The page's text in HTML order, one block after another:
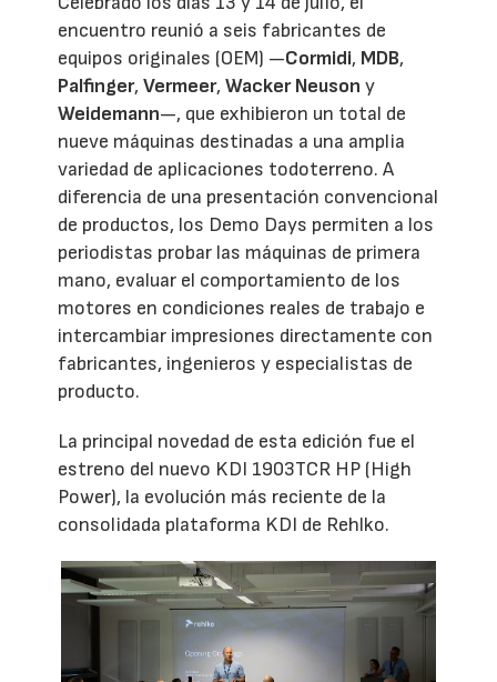
encuentro reunió a seis fabricantes de
equipos originales (OEM) —Cormidi, MDB,
Palfinger,Vermeer,Wacker Neuson y
Weidemann—, que exhibieron un total de
nueve máquinas destinadas a una amplia
variedad de aplicaciones todoterreno. A
diferencia de una presentación convencional
de productos, los Demo Days permiten a los
periodistas probar las máquinas de primera
mano, evaluar el comportamiento de los
motores en condiciones reales de trabajo e
intercambiar impresiones directamente con
fabricantes, ingenieros y especialistas de
producto.
La principal novedad de esta edición fue el
estreno del nuevo KDI 1903TCR HP (High
Power), la evolución más reciente de la
consolidada plataforma KDI de Rehlko.